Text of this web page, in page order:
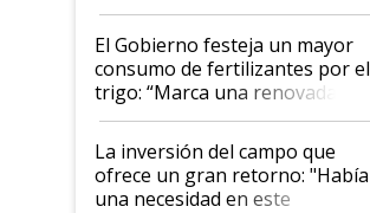
granel
El Gobierno festeja un mayor
consumo de fertilizantes por el
trigo: “Marca una renovada
confianza de los productores”
La inversión del campo que
ofrece un gran retorno: "Había
una necesidad en este